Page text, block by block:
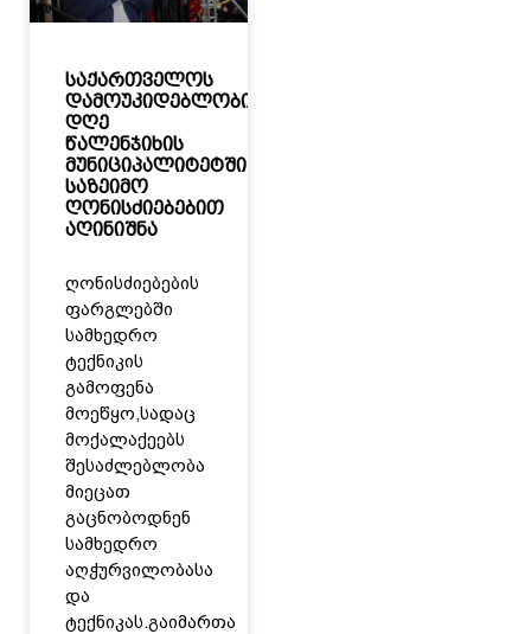
საქართველოს
დამოუკიდებლობის
დღე
წალენჯიხის
მუნიციპალიტეტში
საზეიმო
ღონისძიებებით
აღინიშნა
ღონისძიებების
ფარგლებში
სამხედრო
ტექნიკის
გამოფენა
მოეწყო,სადაც
მოქალაქეებს
შესაძლებლობა
მიეცათ
გაცნობოდნენ
სამხედრო
აღჭურვილობასა
და
ტექნიკას.გაიმართა